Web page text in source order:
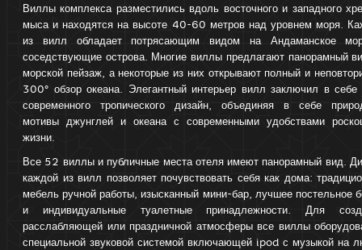
Виллы комплекса разместились вдоль восточного и западного
мыса и находятся на высоте 40-60 метров над уровнем моря.
из вилл обладает потрясающим видом на Андаманское
соседствующие острова. Многие виллы предлагают панорамный
морской пейзаж, а некоторые из них открывают полный и
300° обзор океана. Элегантный интерьер вилл заключил в себе
современного тропического дизайн, объединяя в себе
мотивы джунглей и океана с современными удобствами
жизни.
Все 52 виллы и публичные места отеля имеют панорамный вид.
каждой из вилл позволяет почувствовать себя как дома:
мебель ручной работы, изысканный мини-бар, лучшее постельное
и индивидуальные туалетные принадлежности. Для
расслабляющей или праздничной атмосферы все виллы
специальной звуковой системой включающей ipod с музыкой на